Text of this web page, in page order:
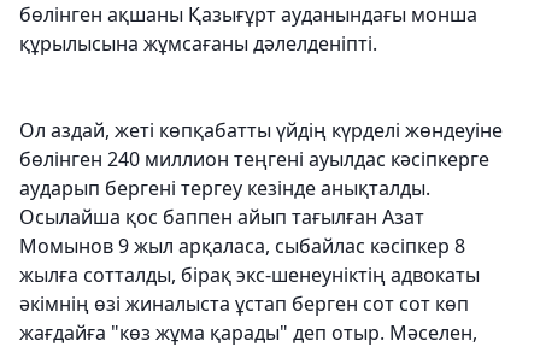
бөлінген ақшаны Қазығұрт ауданындағы монша
құрылысына жұмсағаны дәлелденіпті.
Ол аздай, жеті көпқабатты үйдің күрделі жөндеуіне
бөлінген 240 миллион теңгені ауылдас кәсіпкерге
аударып бергені тергеу кезінде анықталды.
Осылайша қос баппен айып тағылған Азат
Момынов 9 жыл арқаласа, сыбайлас кәсіпкер 8
жылға сотталды, бірақ экс-шенеуніктің адвокаты
әкімнің өзі жиналыста ұстап берген сот сот көп
жағдайға "көз жұма қарады" деп отыр. Мәселен,